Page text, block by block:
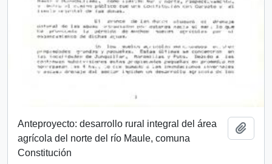
Anteproyecto: desarrollo rural integral del área
agrícola del norte del río Maule, comuna
Constitución